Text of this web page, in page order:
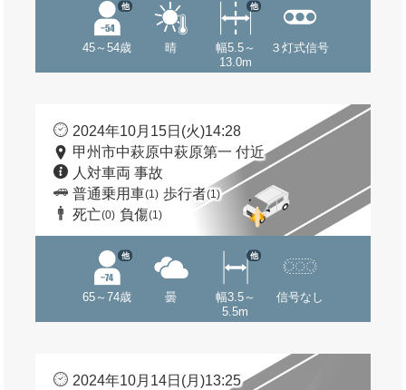
45～54歳
他
晴
幅5.5～
13.0m
他
３灯式信号
2024年10月15日(火)14:28
甲州市中萩原中萩原第一 付近
人対車両 事故
普通乗用車(1) 歩行者(1)
死亡(0) 負傷(1)
65～74歳
他
曇
幅3.5～
5.5m
他
信号なし
2024年10月14日(月)13:25